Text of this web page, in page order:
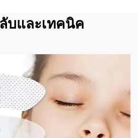
บและเทคนิค